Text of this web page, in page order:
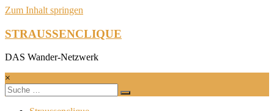
Zum Inhalt springen
STRAUSSENCLIQUE
DAS Wander-Netzwerk
×